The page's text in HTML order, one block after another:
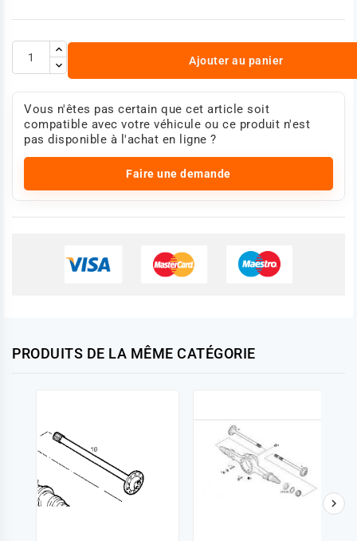
Ajouter au panier
Vous n'êtes pas certain que cet article soit
compatible avec votre véhicule ou ce produit n'est
pas disponible à l'achat en ligne ?
Faire une demande
PRODUITS DE LA MÊME CATÉGORIE
